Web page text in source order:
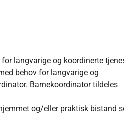
langvarige og koordinerte
behov for langvarige og
Barnekoordinator tildeles
og/eller praktisk bistand